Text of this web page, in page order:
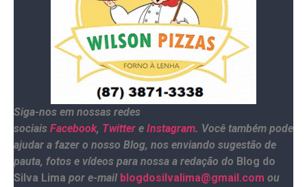
Siga-nos em nossas redes
sociais Facebook, Twitter e Instagram. Você também pode
ajudar a fazer o nosso Blog, nos enviando sugestão de
pauta, fotos e vídeos para nossa a redação do Blog do
Silva Lima por e-mail blogdosilvalima@gmail.com ou